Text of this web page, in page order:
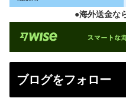
●海外送金な
ブログをフォロー